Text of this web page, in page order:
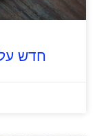
חדש על